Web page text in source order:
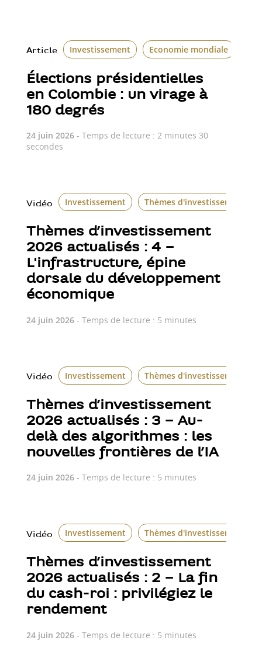
Article Investissement Economie mondiale
Élections présidentielles
en Colombie : un virage à
180 degrés
24 juin 2026- Temps de lecture : 2 minutes 30
secondes
Vidéo Investissement Thèmes d'investissement
Thèmes d’investissement
2026 actualisés : 4 –
L'infrastructure, épine
dorsale du développement
économique
24 juin 2026- Temps de lecture : 5 minutes
Vidéo Investissement Thèmes d'investissement
Thèmes d’investissement
2026 actualisés : 3 – Au-
delà des algorithmes : les
nouvelles frontières de l’IA
24 juin 2026- Temps de lecture : 5 minutes
Vidéo Investissement Thèmes d'investissement
Thèmes d’investissement
2026 actualisés : 2 – La fin
du cash-roi : privilégiez le
rendement
24 juin 2026- Temps de lecture : 5 minutes